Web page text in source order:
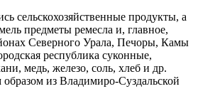
сельскохозяйственные продукты, а
предметы ремесла и, главное,
Северного Урала, Печоры, Камы
республика суконные,
медь, железо, соль, хлеб и др.
из Владимиро-Суздальской